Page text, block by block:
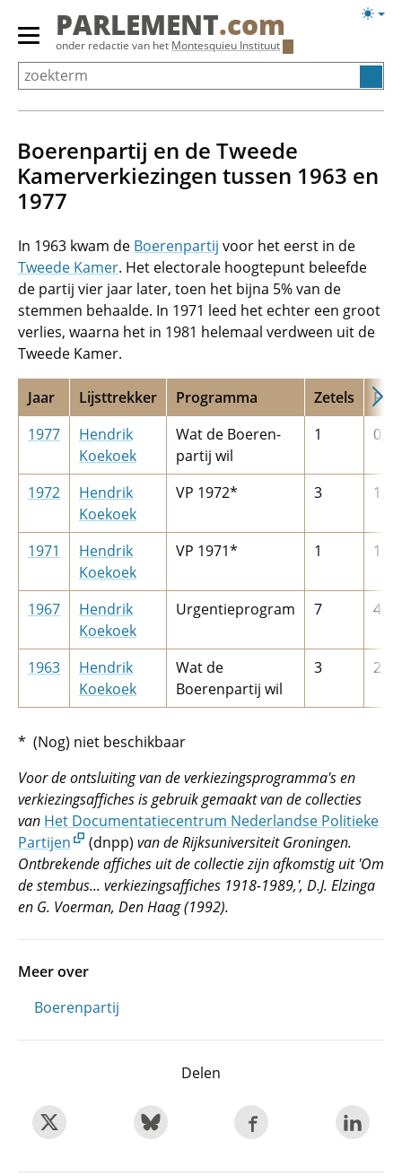
Overslaan
Primair
menu
tonen/verbergen
PARLEMENT.com
onder redactie van het Montesquieu Instituut
Boerenpartij en de Tweede
Kamerverkiezingen tussen 1963 en
1977
In 1963 kwam de Boerenpartij voor het eerst in de
Tweede Kamer. Het electorale hoogtepunt beleefde
de partij vier jaar later, toen het bijna 5% van de
stemmen behaalde. In 1971 leed het echter een groot
verlies, waarna het in 1981 helemaal verdween uit de
Tweede Kamer.
Jaar Lijsttrekker Programma Zetels
1977
Hendrik
Koekoek
Wat de Boeren-
partij wil
1 0,8
1972
Hendrik
Koekoek
VP 1972* 3 1,9
1971
Hendrik
Koekoek
VP 1971* 1 1,1
1967
Hendrik
Koekoek
Urgentieprogram 7 4,7
1963
Hendrik
Koekoek
Wat de
Boerenpartij wil
3 2,1
* (Nog) niet beschikbaar
Voor de ontsluiting van de verkiezingsprogramma's en
verkiezingsaffiches is gebruik gemaakt van de collecties
van Het Documentatiecentrum Nederlandse Politieke
Partijen
(dnpp) van de Rijksuniversiteit Groningen.
Ontbrekende affiches uit de collectie zijn afkomstig uit 'Om
de stembus... verkiezingsaffiches 1918-1989,', D.J. Elzinga
en G. Voerman, Den Haag (1992).
Meer over
Boerenpartij
Delen